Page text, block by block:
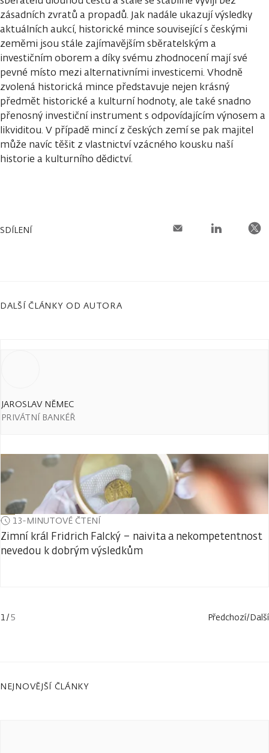
zásadních zvratů a propadů. Jak nadále ukazují výsledky
aktuálních aukcí, historické mince související s českými
zeměmi jsou stále zajímavějším sběratelským a
investičním oborem a díky svému zhodnocení mají své
pevné místo mezi alternativními investicemi. Vhodně
zvolená historická mince představuje nejen krásný
předmět historické a kulturní hodnoty, ale také snadno
přenosný investiční instrument s odpovídajícím výnosem a
likviditou. V případě mincí z českých zemí se pak majitel
může navíc těšit z vlastnictví vzácného kousku naší
historie a kulturního dědictví.
SDÍLENÍ
DALŠÍ ČLÁNKY OD AUTORA
JAROSLAV NĚMEC
PRIVÁTNÍ BANKÉŘ
13-MINUTOVÉ ČTENÍ
Zimní král Fridrich Falcký –⁠⁠⁠⁠⁠⁠ naivita a nekompetentnost
nevedou k dobrým výsledkům
1/5 Předchozí/Další
NEJNOVĚJŠÍ ČLÁNKY